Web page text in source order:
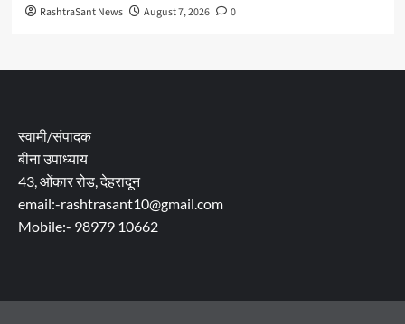
RashtraSant News August 7, 2026 0
स्वामी/संपादक
बीना उपाध्याय
43, ओंकार रोड, देहरादून
email:-rashtrasant10@gmail.com
Mobile:- 98979 10662